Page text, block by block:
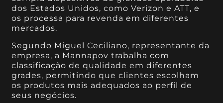
dos Estados Unidos, como Verizon e ATT, e
os processa para revenda em diferentes
mercados.
Segundo Miguel Ceciliano, representante da
empresa, a Mannapov trabalha com
classificação de qualidade em diferentes
grades, permitindo que clientes escolham
os produtos mais adequados ao perfil de
seus negócios.